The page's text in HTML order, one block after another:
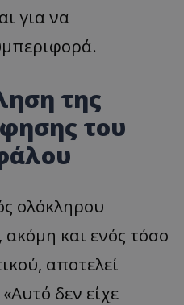
για να
της
του
ολόκληρου
και ενός τόσο
αποτελεί
δεν είχε